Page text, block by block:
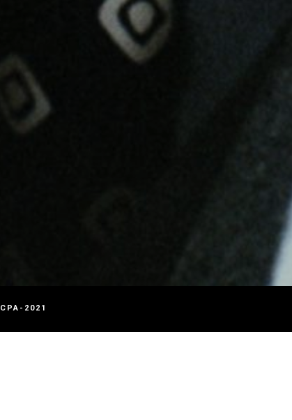
CPA-2021